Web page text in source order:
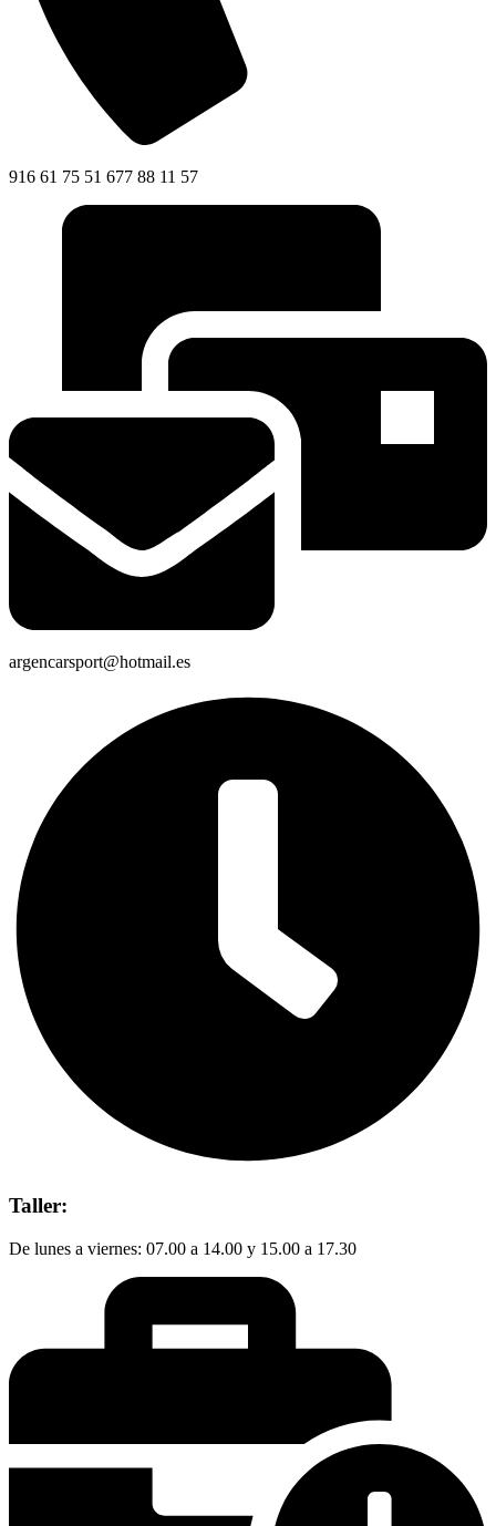
916 61 75 51 677 88 11 57
argencarsport@hotmail.es
Taller:
De lunes a viernes: 07.00 a 14.00 y 15.00 a 17.30